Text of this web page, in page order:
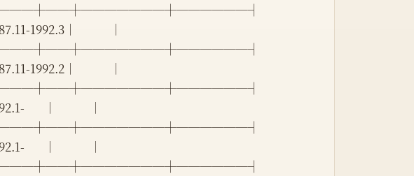
1992.3│            │
1992.2│            │
│            │
│            │